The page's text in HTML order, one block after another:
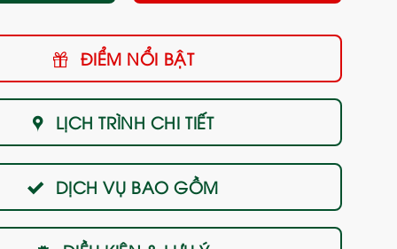
ĐIỂM NỔI BẬT
LỊCH TRÌNH CHI TIẾT
DỊCH VỤ BAO GỒM